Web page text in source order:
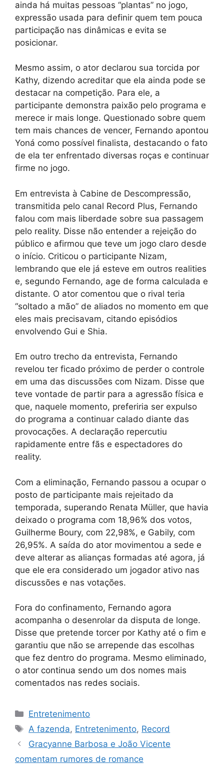
ainda há muitas pessoas “plantas” no jogo,
expressão usada para definir quem tem pouca
participação nas dinâmicas e evita se
posicionar.
Mesmo assim, o ator declarou sua torcida por
Kathy, dizendo acreditar que ela ainda pode se
destacar na competição. Para ele, a
participante demonstra paixão pelo programa e
merece ir mais longe. Questionado sobre quem
tem mais chances de vencer, Fernando apontou
Yoná como possível finalista, destacando o fato
de ela ter enfrentado diversas roças e continuar
firme no jogo.
Em entrevista à Cabine de Descompressão,
transmitida pelo canal Record Plus, Fernando
falou com mais liberdade sobre sua passagem
pelo reality. Disse não entender a rejeição do
público e afirmou que teve um jogo claro desde
o início. Criticou o participante Nizam,
lembrando que ele já esteve em outros realities
e, segundo Fernando, age de forma calculada e
distante. O ator comentou que o rival teria
“soltado a mão” de aliados no momento em que
eles mais precisavam, citando episódios
envolvendo Gui e Shia.
Em outro trecho da entrevista, Fernando
revelou ter ficado próximo de perder o controle
em uma das discussões com Nizam. Disse que
teve vontade de partir para a agressão física e
que, naquele momento, preferiria ser expulso
do programa a continuar calado diante das
provocações. A declaração repercutiu
rapidamente entre fãs e espectadores do
reality.
Com a eliminação, Fernando passou a ocupar o
posto de participante mais rejeitado da
temporada, superando Renata Müller, que havia
deixado o programa com 18,96% dos votos,
Guilherme Boury, com 22,98%, e Gabily, com
26,95%. A saída do ator movimentou a sede e
deve alterar as alianças formadas até agora, já
que ele era considerado um jogador ativo nas
discussões e nas votações.
Fora do confinamento, Fernando agora
acompanha o desenrolar da disputa de longe.
Disse que pretende torcer por Kathy até o fim e
garantiu que não se arrepende das escolhas
que fez dentro do programa. Mesmo eliminado,
o ator continua sendo um dos nomes mais
comentados nas redes sociais.
Categorias
Entretenimento
Tags
A fazenda, Entretenimento, Record
Gracyanne Barbosa e João Vicente
comentam rumores de romance